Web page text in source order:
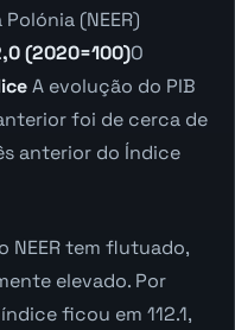
(NEER)
(2020=100)O
A evolução do PIB
foi de cerca de
anterior do Índice
NEER tem flutuado,
elevado. Por
ficou em 112.1,